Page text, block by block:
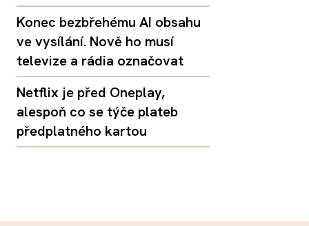
Konec bezbřehému AI obsahu
ve vysílání. Nově ho musí
televize a rádia označovat
Netflix je před Oneplay,
alespoň co se týče plateb
předplatného kartou